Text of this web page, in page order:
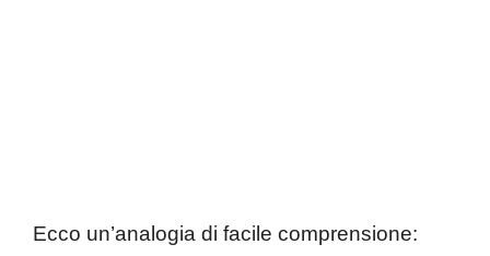
Ecco un’analogia di facile comprensione: